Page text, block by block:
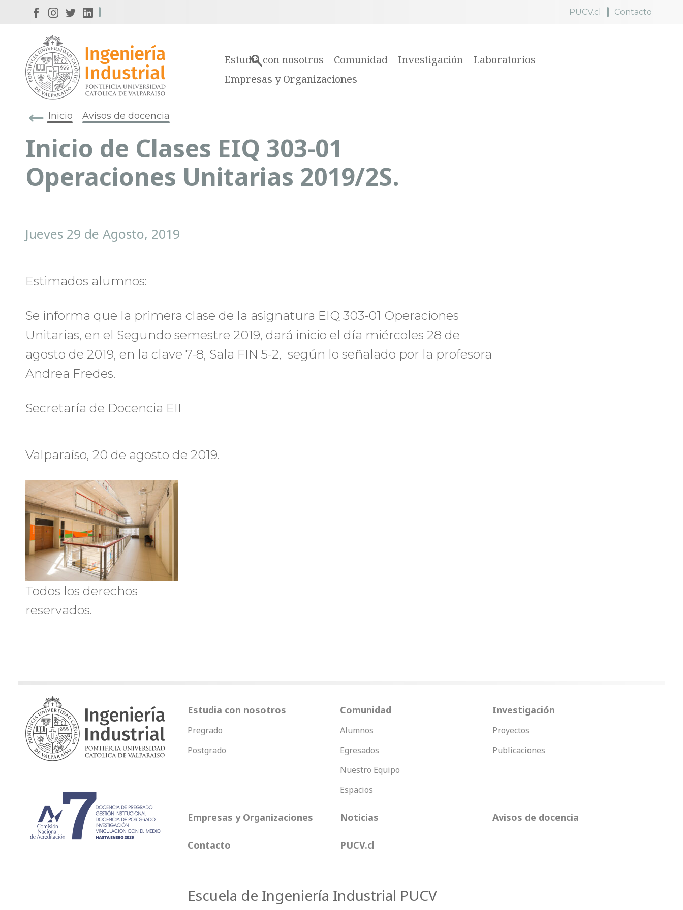
PUCV.cl Contacto
Estudia con nosotros Comunidad Investigación
Laboratorios
Empresas y Organizaciones
Inicio Avisos de docencia
Inicio de Clases EIQ 303-01
Operaciones Unitarias 2019/2S.
Jueves 29 de Agosto, 2019
Estimados alumnos:
Se informa que la primera clase de la asignatura EIQ 303-01 Operaciones
Unitarias, en el Segundo semestre 2019, dará inicio el día miércoles 28 de
agosto de 2019, en la clave 7-8, Sala FIN 5-2, según lo señalado por la profesora
Andrea Fredes.
Secretaría de Docencia EII
Valparaíso, 20 de agosto de 2019.
Todos los derechos
reservados.
Estudia con nosotros
Pregrado
Postgrado
Comunidad
Alumnos
Egresados
Nuestro Equipo
Espacios
Investigación
Proyectos
Publicaciones
Empresas y Organizaciones Noticias Avisos de docencia
Contacto PUCV.cl
Escuela de Ingeniería Industrial PUCV